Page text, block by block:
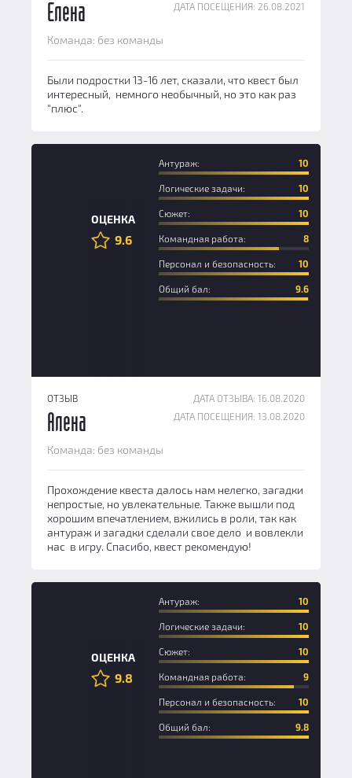
ДАТА ПОСЕЩЕНИЯ: 26.08.2021
Елена
Команда: без команды
Были подростки 13-16 лет, сказали, что квест был
интересный, немного необычный, но это как раз
"плюс".
ОЦЕНКА
9.6
Антураж: 10
Логические задачи: 10
Сюжет: 10
Командная работа: 8
Персонал и безопасность: 10
Общий бал: 9.6
ОТЗЫВ
ДАТА ОТЗЫВА: 16.08.2020
ДАТА ПОСЕЩЕНИЯ: 13.08.2020
Алена
Команда: без команды
Прохождение квеста далось нам нелегко, загадки
непростые, но увлекательные. Также вышли под
хорошим впечатлением, вжились в роли, так как
антураж и загадки сделали свое дело и вовлекли
нас в игру. Спасибо, квест рекомендую!
ОЦЕНКА
9.8
Антураж: 10
Логические задачи: 10
Сюжет: 10
Командная работа: 9
Персонал и безопасность: 10
Общий бал: 9.8